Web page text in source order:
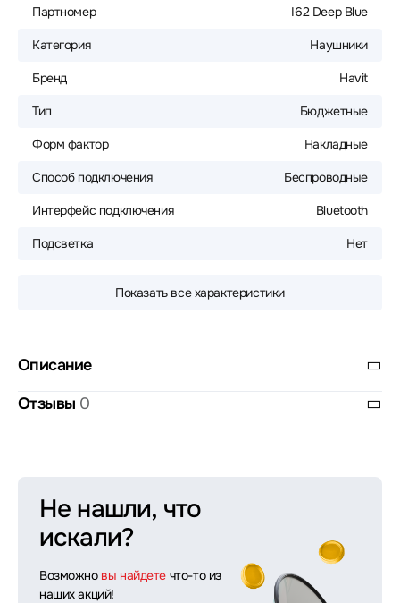
Партномер I62 Deep Blue
Категория Наушники
Бренд Havit
Тип Бюджетные
Форм фактор Накладные
Способ подключения Беспроводные
Интерфейс подключения Bluetooth
Подсветка Нет
Показать все характеристики
Описание
Отзывы 0
Не нашли, что
искали?
Возможно вы найдете что-то из
наших акций!